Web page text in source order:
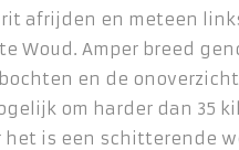
afrijden en meteen
Woud. Amper breed
en de
om harder dan 35
het is een schitterende